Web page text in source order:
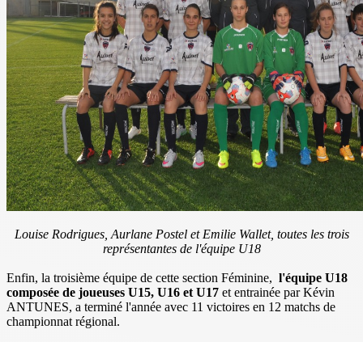
Louise Rodrigues, Aurlane Postel et Emilie Wallet, toutes les trois
représentantes de l'équipe U18
Enfin, la troisième équipe de cette section Féminine, l'équipe U18
composée de joueuses U15, U16 et U17 et entrainée par Kévin
ANTUNES, a terminé l'année avec 11 victoires en 12 matchs de
championnat régional.